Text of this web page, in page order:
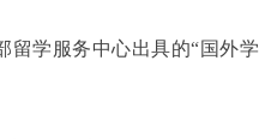
留学服务中心出具的“国外学